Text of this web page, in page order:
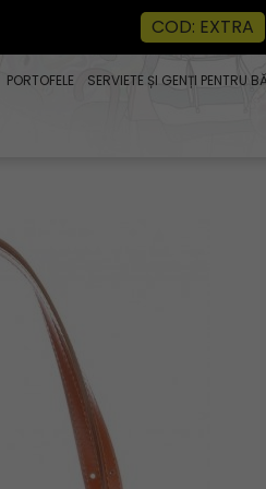
COD: EXTRA
PORTOFELE SERVIETE ȘI GENȚI PENTRU